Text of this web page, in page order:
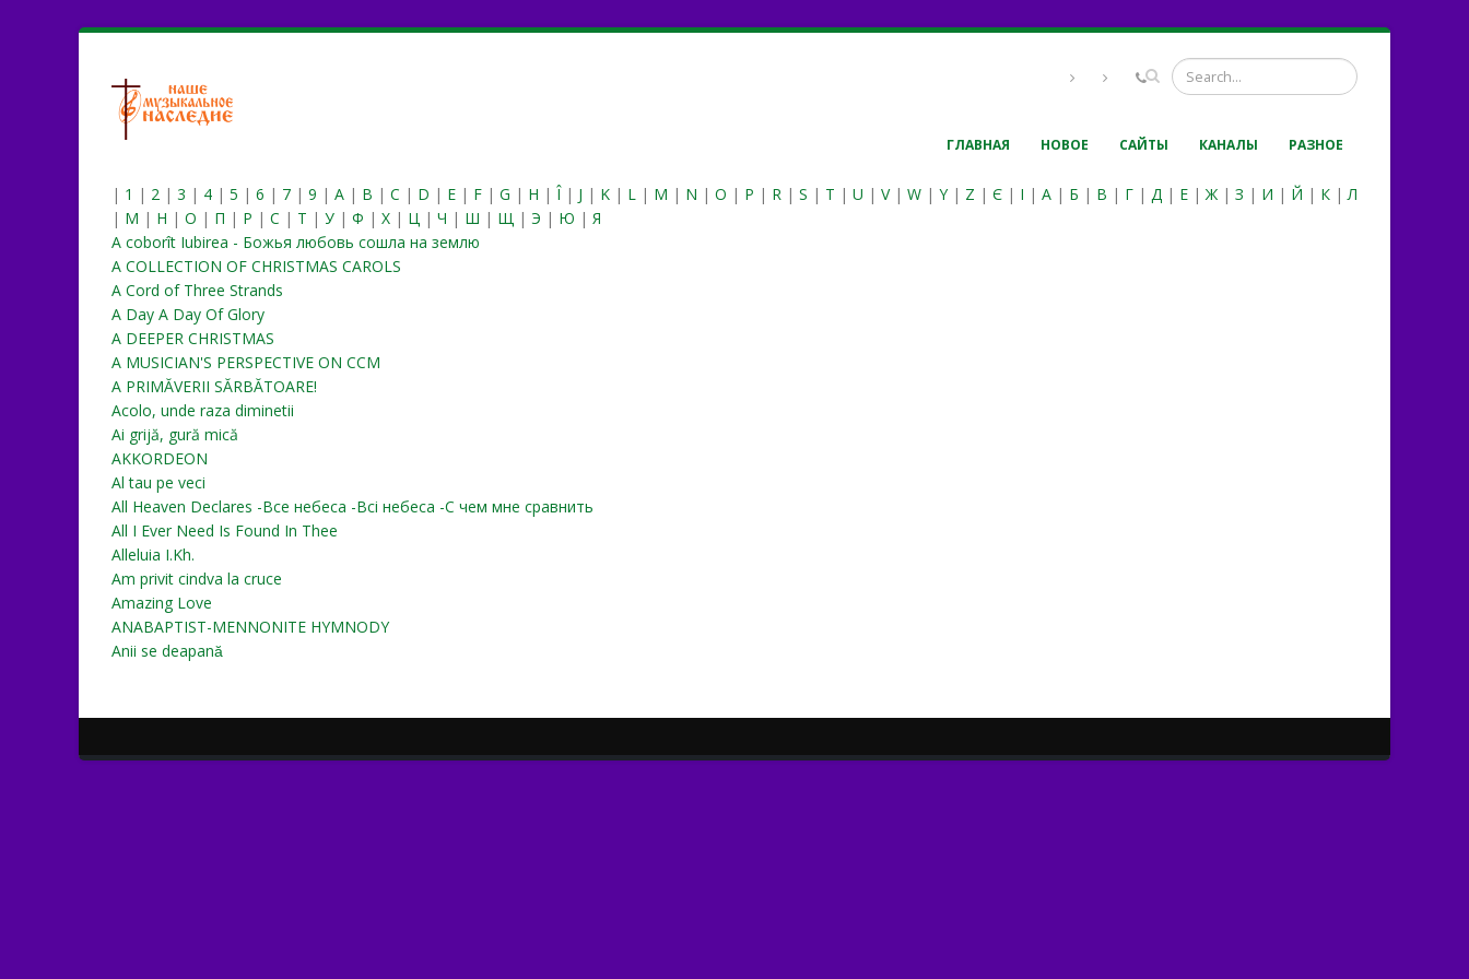
ГЛАВНАЯ НОВОЕ САЙТЫ КАНАЛЫ РАЗНОЕ
| 1 | 2 | 3 | 4 | 5 | 6 | 7 | 9 | A | B | C | D | E | F | G | H | Î | J | K | L | M | N | O | P | R | S | T | U | V | W | Y | Z | Є | І | А | Б | В | Г | Д | Е |Ж | З | И | Й | К |Л
| М | Н | О | П | Р | С | Т | У | Ф | Х | Ц | Ч | Ш | Щ | Э | Ю | Я
A coborît Iubirea - Божья любовь сошла на землю
A COLLECTION OF CHRISTMAS CAROLS
A Cord of Three Strands
A Day A Day Of Glory
A DEEPER CHRISTMAS
A MUSICIAN'S PERSPECTIVE ON CCM
A PRIMĂVERII SĂRBĂTOARE!
Acolo, unde raza diminetii
Ai grijă, gură mică
AKKORDEON
Al tau pe veci
All Heaven Declares -Все небеса -Всі небеса -С чем мне сравнить
All I Ever Need Is Found In Thee
Alleluia I.Kh.
Am privit cindva la cruce
Amazing Love
ANABAPTIST-MENNONITE HYMNODY
Anii se deapană